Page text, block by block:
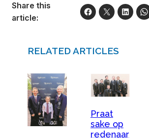
Share this
article:
RELATED ARTICLES
Praat
sake op
redenaar